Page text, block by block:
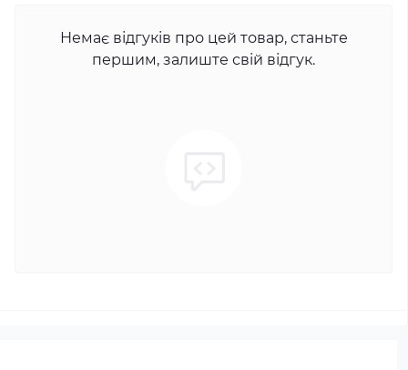
Немає відгуків про цей товар, станьте
першим, залиште свій відгук.